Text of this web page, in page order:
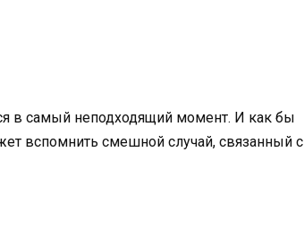
в самый неподходящий момент. И как бы
вспомнить смешной случай, связанный с